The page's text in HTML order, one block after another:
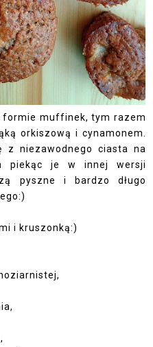
formie muffinek, tym razem
orkiszową i cynamonem.
z niezawodnego ciasta na
piekąc je w innej wersji
pyszne i bardzo długo
i kruszonką:)